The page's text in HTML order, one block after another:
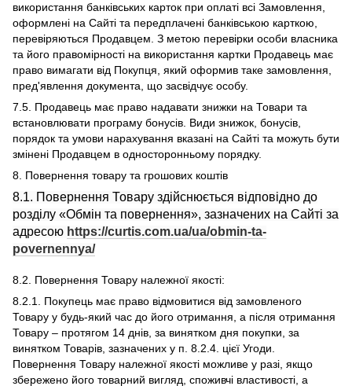
використання банківських карток при оплаті всі Замовлення,
оформлені на Сайті та передплачені банківською карткою,
перевіряються Продавцем. З метою перевірки особи власника
та його правомірності на використання картки Продавець має
право вимагати від Покупця, який оформив таке замовлення,
пред'явлення документа, що засвідчує особу.
7.5. Продавець має право надавати знижки на Товари та
встановлювати програму бонусів. Види знижок, бонусів,
порядок та умови нарахування вказані на Сайті та можуть бути
змінені Продавцем в односторонньому порядку.
8. Повернення товару та грошових коштів
8.1. Повернення Товару здійснюється відповідно до
розділу «Обмін та повернення», зазначених на Сайті за
адресою https://curtis.com.ua/ua/obmin-ta-
povernennya/
8.2. Повернення Товару належної якості:
8.2.1. Покупець має право відмовитися від замовленого
Товару у будь-який час до його отримання, а після отримання
Товару – протягом 14 днів, за винятком дня покупки, за
винятком Товарів, зазначених у п. 8.2.4. цієї Угоди.
Повернення Товару належної якості можливе у разі, якщо
збережено його товарний вигляд, споживчі властивості, а